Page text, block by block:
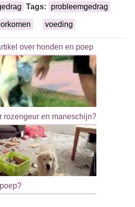
Tags: probleemgedrag
voeding
over honden en poep
rozengeur en maneschijn?